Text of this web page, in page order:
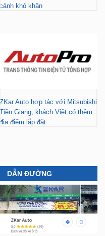
cảnh khó khăn
ZKar Auto hợp tác với Mitsubishi
Tiền Giang, khách Việt có thêm
địa điểm lắp đặt...
DẪN ĐƯỜNG